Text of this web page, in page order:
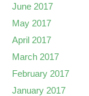
June 2017
May 2017
April 2017
March 2017
February 2017
January 2017